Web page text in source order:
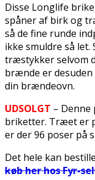
Disse Longlife
spåner af birk og
så de fine runde
ikke smuldre så
træstykker selvom
brænde er
din brændeovn.
UDSOLGT – Denne
briketter. Træet er
er der 96 poser på
Det hele kan
køb her hos Fyr-